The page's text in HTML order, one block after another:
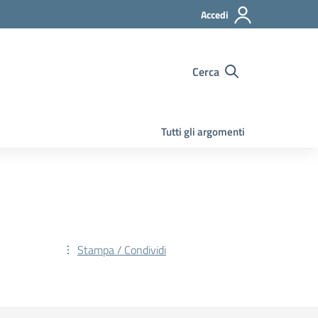
Accedi
Cerca
Tutti gli argomenti
Stampa / Condividi